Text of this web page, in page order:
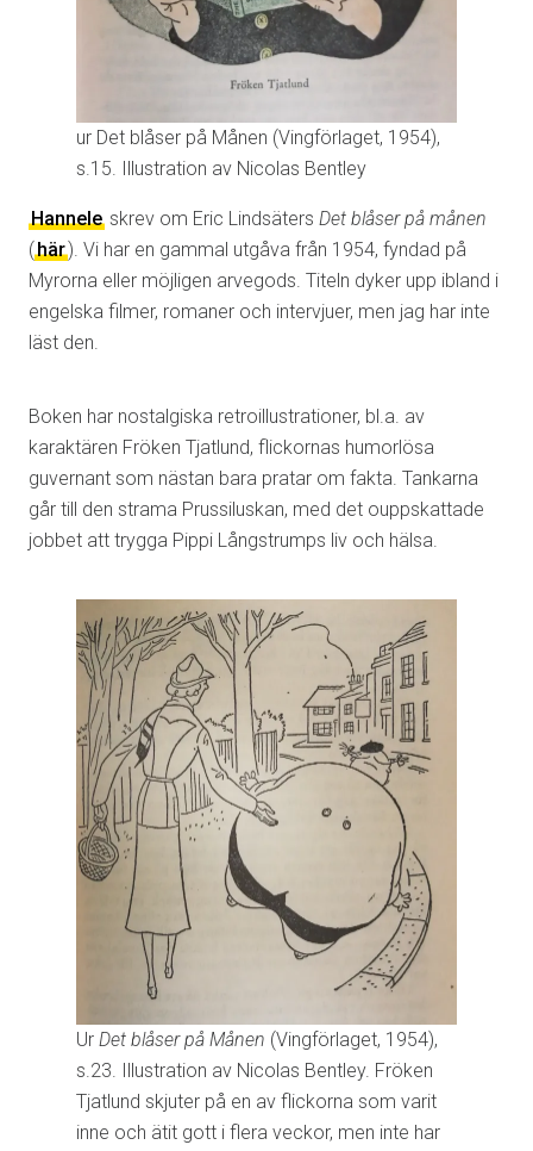
ur Det blåser på Månen (Vingförlaget, 1954),
s.15. Illustration av Nicolas Bentley
Hannele skrev om Eric Lindsäters Det blåser på månen
(här). Vi har en gammal utgåva från 1954, fyndad på
Myrorna eller möjligen arvegods. Titeln dyker upp ibland i
engelska filmer, romaner och intervjuer, men jag har inte
läst den.
Boken har nostalgiska retroillustrationer, bl.a. av
karaktären Fröken Tjatlund, flickornas humorlösa
guvernant som nästan bara pratar om fakta. Tankarna
går till den strama Prussiluskan, med det ouppskattade
jobbet att trygga Pippi Långstrumps liv och hälsa.
Ur Det blåser på Månen (Vingförlaget, 1954),
s.23. Illustration av Nicolas Bentley. Fröken
Tjatlund skjuter på en av flickorna som varit
inne och ätit gott i flera veckor, men inte har